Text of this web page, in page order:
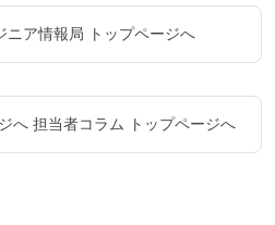
ニア情報局 トップページへ
へ 担当者コラム トップページへ